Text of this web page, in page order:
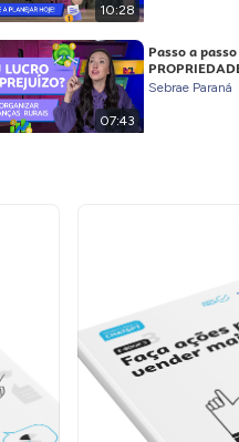
10:28
07:43
Passo a
Sebrae Paraná